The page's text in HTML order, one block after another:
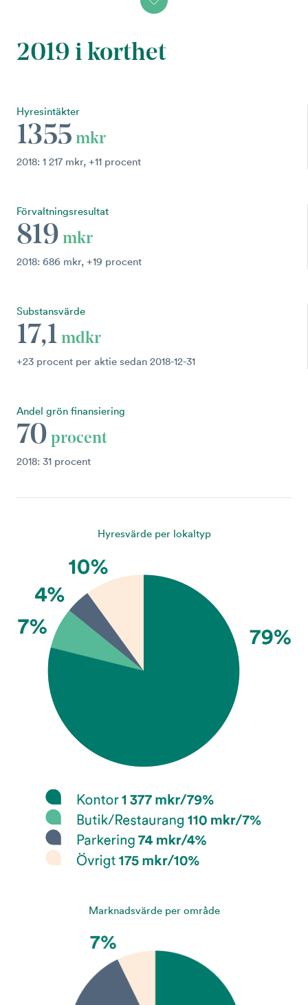
2019 i korthet
Hyresintäkter
1355 mkr
2018: 1 217 mkr, +11 procent
Förvaltningsresultat
819 mkr
2018: 686 mkr, +19 procent
Substansvärde
17,1 mdkr
+23 procent per aktie sedan 2018-12-31
Andel grön finansiering
70 procent
2018: 31 procent
Hyresvärde per lokaltyp
Marknadsvärde per område